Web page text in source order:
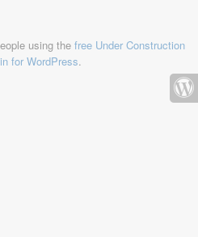
using the free Under Construction
for WordPress.